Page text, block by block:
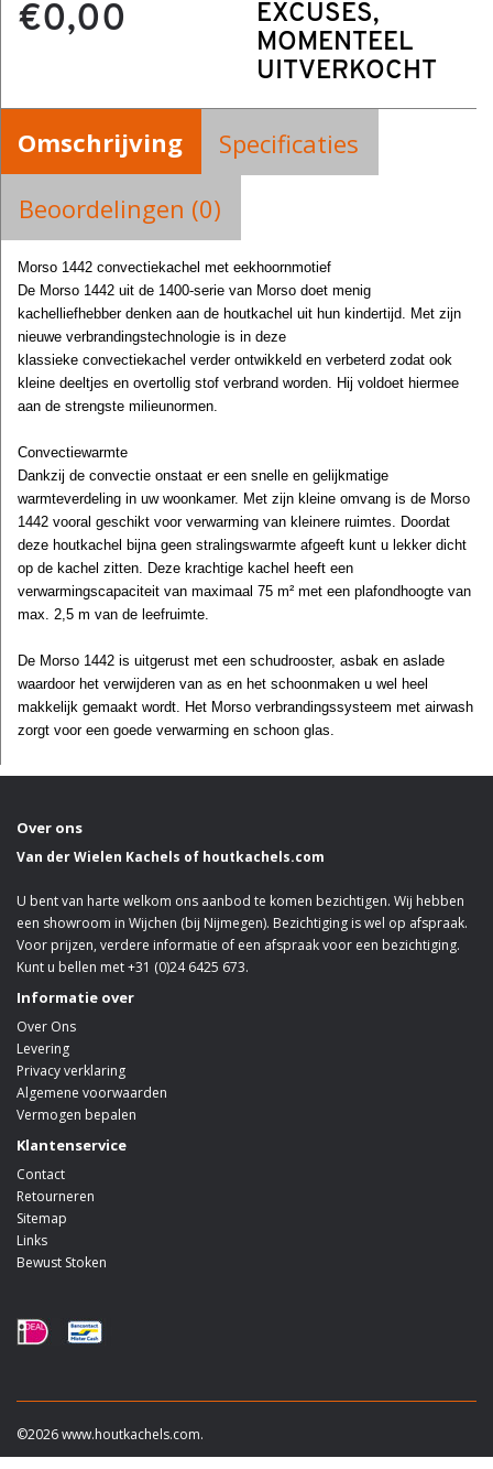
€0,00
EXCUSES,
MOMENTEEL
UITVERKOCHT
Omschrijving
Specificaties
Beoordelingen (0)
Morso 1442 convectiekachel met eekhoornmotief
De Morso 1442 uit de 1400-serie van Morso doet menig
kachelliefhebber denken aan de houtkachel uit hun kindertijd. Met zijn
nieuwe verbrandingstechnologie is in deze
klassieke convectiekachel verder ontwikkeld en verbeterd zodat ook
kleine deeltjes en overtollig stof verbrand worden. Hij voldoet hiermee
aan de strengste milieunormen.
Convectiewarmte
Dankzij de convectie onstaat er een snelle en gelijkmatige
warmteverdeling in uw woonkamer. Met zijn kleine omvang is de Morso
1442 vooral geschikt voor verwarming van kleinere ruimtes. Doordat
deze houtkachel bijna geen stralingswarmte afgeeft kunt u lekker dicht
op de kachel zitten. Deze krachtige kachel heeft een
verwarmingscapaciteit van maximaal 75 m² met een plafondhoogte van
max. 2,5 m van de leefruimte.
De Morso 1442 is uitgerust met een schudrooster, asbak en aslade
waardoor het verwijderen van as en het schoonmaken u wel heel
makkelijk gemaakt wordt. Het Morso verbrandingssysteem met airwash
zorgt voor een goede verwarming en schoon glas.
Over ons
Van der Wielen Kachels of houtkachels.com
U bent van harte welkom ons aanbod te komen bezichtigen. Wij hebben
een showroom in Wijchen (bij Nijmegen). Bezichtiging is wel op afspraak.
Voor prijzen, verdere informatie of een afspraak voor een bezichtiging.
Kunt u bellen met +31 (0)24 6425 673.
Informatie over
Over Ons
Levering
Privacy verklaring
Algemene voorwaarden
Vermogen bepalen
Klantenservice
Contact
Retourneren
Sitemap
Links
Bewust Stoken
©2026 www.houtkachels.com.